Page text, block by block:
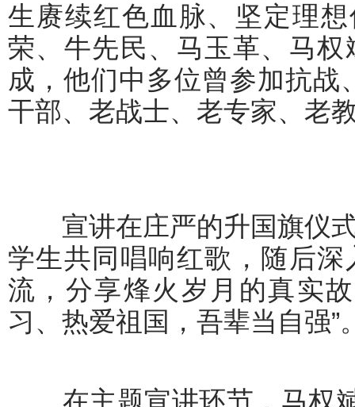
生赓续红色血脉、坚定理
荣、牛先民、马玉革、马
成，他们中多位曾参加抗战
干部、老战士、老专家、老
宣讲在庄严的升国旗仪式
学生共同唱响红歌，随后
流，分享烽火岁月的真实
习、热爱祖国，吾辈当自强”
在主题宣讲环节，马权斌